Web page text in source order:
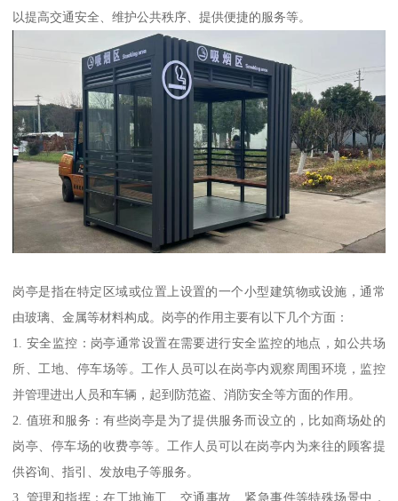
以提高交通安全、维护公共秩序、提供便捷的服务等。
岗亭是指在特定区域或位置上设置的一个小型建筑物或设施，通常
由玻璃、金属等材料构成。岗亭的作用主要有以下几个方面：
1. 安全监控：岗亭通常设置在需要进行安全监控的地点，如公共场
所、工地、停车场等。工作人员可以在岗亭内观察周围环境，监控
并管理进出人员和车辆，起到防范盗、消防安全等方面的作用。
2. 值班和服务：有些岗亭是为了提供服务而设立的，比如商场处的
岗亭、停车场的收费亭等。工作人员可以在岗亭内为来往的顾客提
供咨询、指引、发放电子等服务。
3. 管理和指挥：在工地施工、交通事故、紧急事件等特殊场景中，